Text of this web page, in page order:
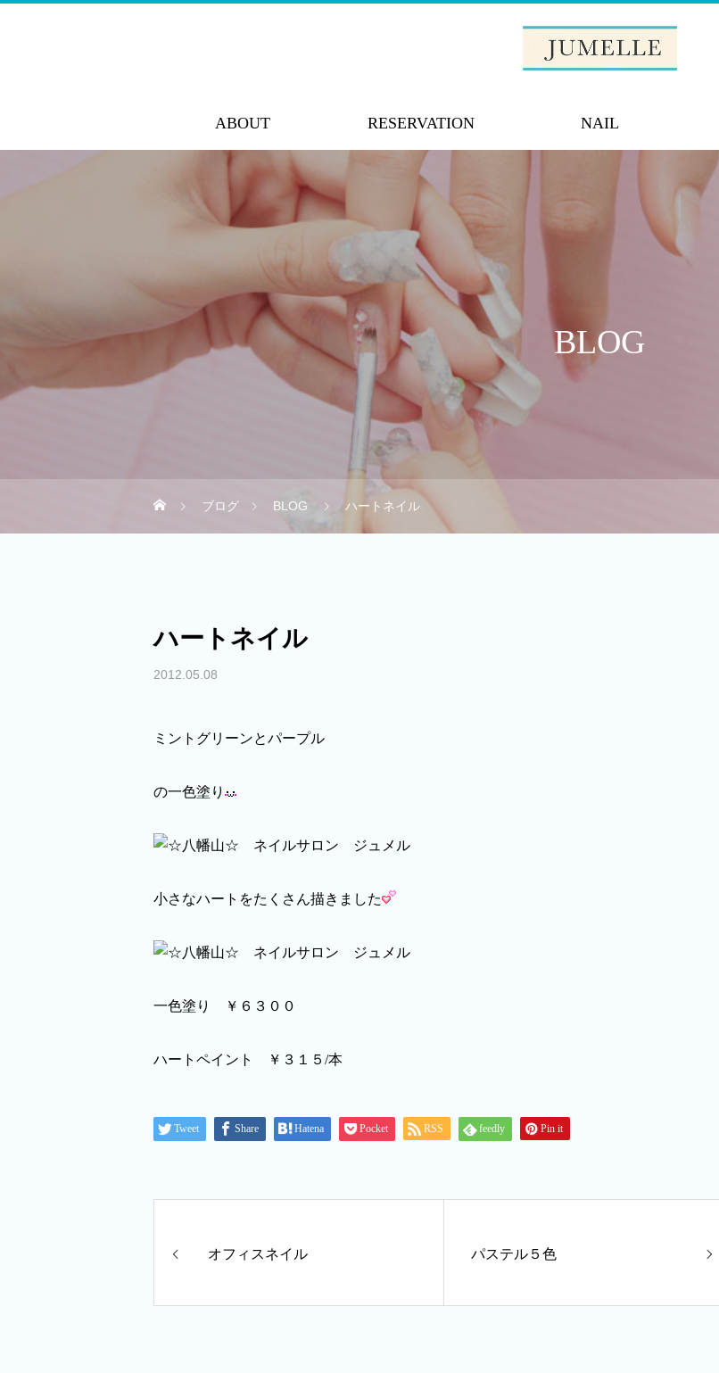
ABOUT RESERVATION NAIL
BLOG
ブログ BLOG ハートネイル
ハートネイル
2012.05.08
ミントグリーンとパープル
の一色塗り
小さなハートをたくさん描きました
一色塗り ￥６３００
ハートペイント ￥３１５/本
Tweet Share Hatena Pocket RSS feedly Pin it
オフィスネイル パステル５色